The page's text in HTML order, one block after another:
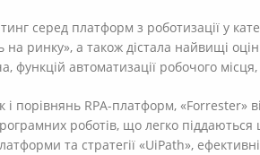
серед платформ з роботизації у
на ринку», а також дістала найвищі
функцій автоматизації робочого місця,
порівнянь RPA-платформ, «Forrester»
роботів, що легко
та стратегії «UiPath»,